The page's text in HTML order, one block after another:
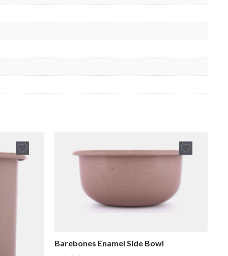
Barebones Enamel Side Bowl